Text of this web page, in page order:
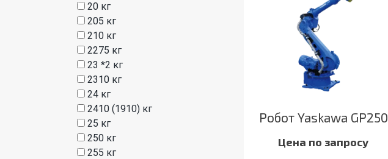
20 кг
205 кг
210 кг
2275 кг
23 *2 кг
2310 кг
24 кг
2410 (1910) кг
25 кг
250 кг
255 кг
Робот Yaskawa GP250
Цена по запросу